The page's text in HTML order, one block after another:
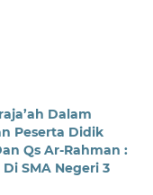
Dalam
Peserta Didik
Qs Ar-Rahman :
SMA Negeri 3